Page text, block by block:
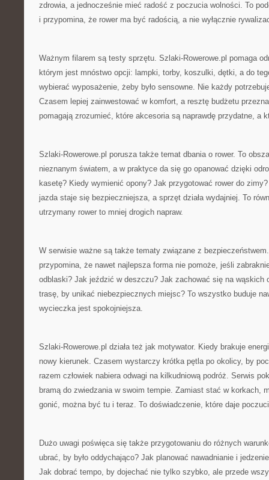
zdrowia, a jednocześnie mieć radość z poczucia wolności. To
i przypomina, że rower ma być radością, a nie wyłącznie
Ważnym filarem są testy sprzętu. Szlaki-Rowerowe.pl pomaga
którym jest mnóstwo opcji: lampki, torby, koszulki, dętki, a do
wybierać wyposażenie, żeby było sensowne. Nie każdy
Czasem lepiej zainwestować w komfort, a resztę budżetu
pomagają zrozumieć, które akcesoria są naprawdę przydatne, a
Szlaki-Rowerowe.pl porusza także temat dbania o rower. To
nieznanym światem, a w praktyce da się go opanować dzięki
kasetę? Kiedy wymienić opony? Jak przygotować rower do
jazda staje się bezpieczniejsza, a sprzęt działa wydajniej. To
utrzymany rower to mniej drogich napraw.
W serwisie ważne są także tematy związane z
przypomina, że nawet najlepsza forma nie pomoże, jeśli
odblaski? Jak jeździć w deszczu? Jak zachować się na wąskich
trasę, by unikać niebezpiecznych miejsc? To wszystko buduje
wycieczka jest spokojniejsza.
Szlaki-Rowerowe.pl działa też jak motywator. Kiedy brakuje
nowy kierunek. Czasem wystarczy krótka pętla po okolicy, by
razem człowiek nabiera odwagi na kilkudniową podróż. Serwis
bramą do zwiedzania w swoim tempie. Zamiast stać w korkach,
gonić, można być tu i teraz. To doświadczenie, które daje
Dużo uwagi poświęca się także przygotowaniu do różnych
ubrać, by było oddychająco? Jak planować nawadnianie i
Jak dobrać tempo, by dojechać nie tylko szybko, ale przede